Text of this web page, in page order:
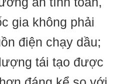
gia không phải
điện chạy dầu;
tái tạo được